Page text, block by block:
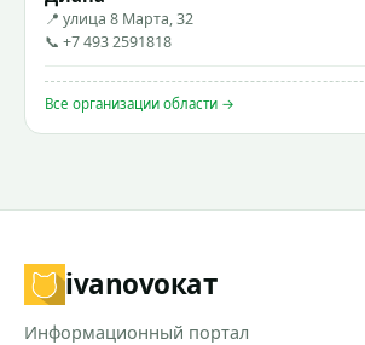
📍 улица 8 Марта, 32
📞 +7 493 2591818
Все организации области →
ivanovoкат
Информационный портал